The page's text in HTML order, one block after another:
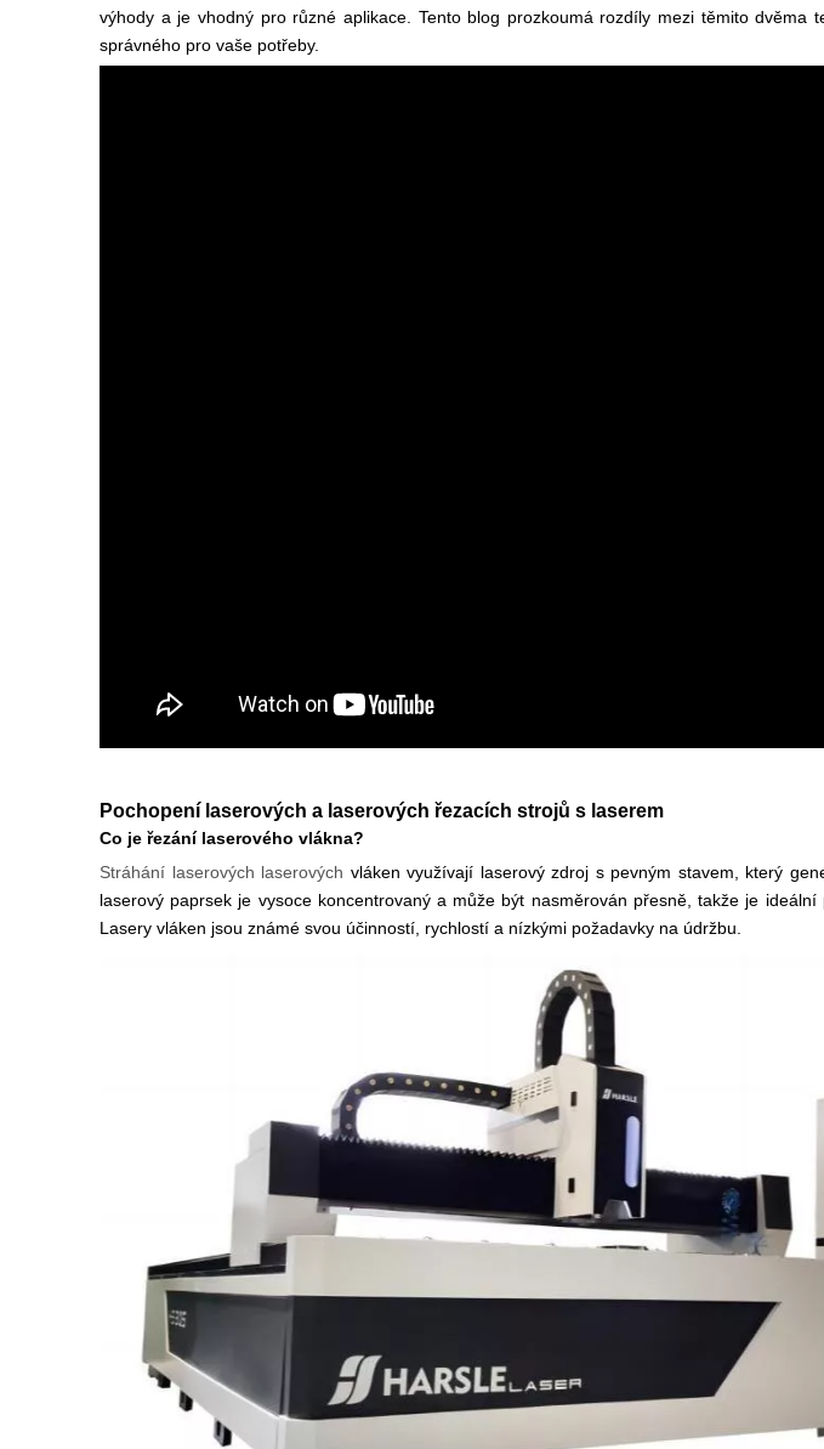
výhody a je vhodný pro různé aplikace. Tento blog prozkoumá rozdíly mezi těmito dvěma
správného pro vaše potřeby.
Pochopení laserových a laserových řezacích strojů s laserem
Co je řezání laserového vlákna?
Stráhání laserových laserových vláken využívají laserový zdroj s pevným stavem, který
laserový paprsek je vysoce koncentrovaný a může být nasměrován přesně, takže je
Lasery vláken jsou známé svou účinností, rychlostí a nízkými požadavky na údržbu.